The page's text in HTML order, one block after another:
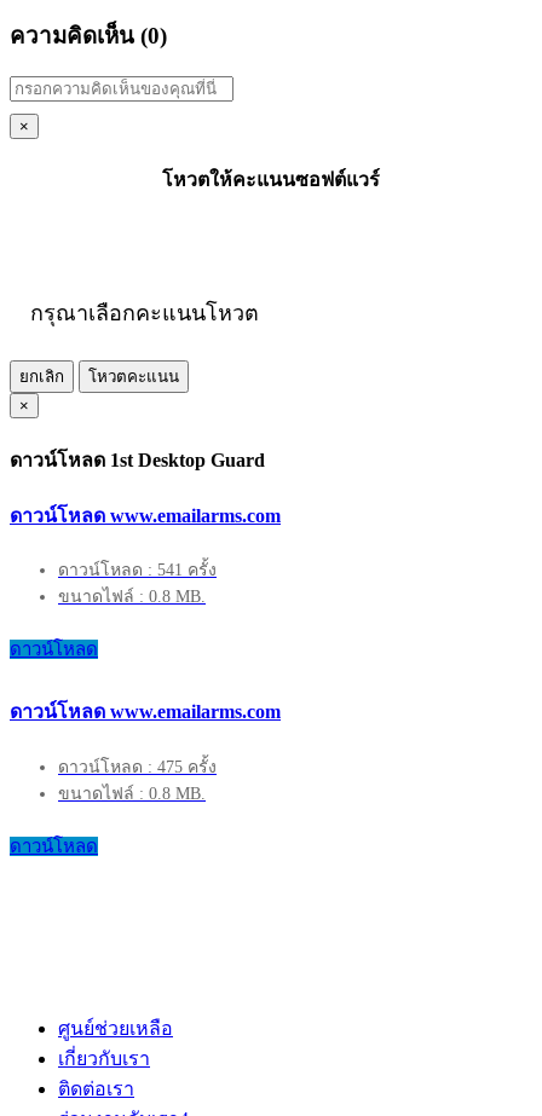
ความคิดเห็น (0)
×
โหวตให้คะแนนซอฟต์แวร์
กรุณาเลือกคะแนนโหวต
ยกเลิก
โหวตคะแนน
×
ดาวน์โหลด 1st Desktop Guard
ดาวน์โหลด www.emailarms.com
ดาวน์โหลด : 541 ครั้ง
ขนาดไฟล์ : 0.8 MB.
ดาวน์โหลด
ดาวน์โหลด www.emailarms.com
ดาวน์โหลด : 475 ครั้ง
ขนาดไฟล์ : 0.8 MB.
ดาวน์โหลด
ศูนย์ช่วยเหลือ
เกี่ยวกับเรา
ติดต่อเรา